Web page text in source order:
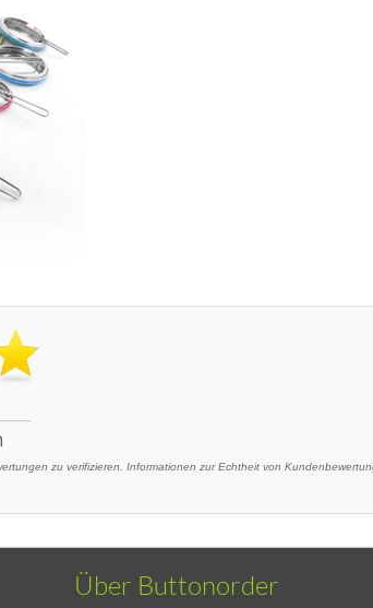
zu verifizieren. Informationen zur Echtheit von
Über Buttonorder